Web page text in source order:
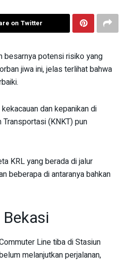
on Twitter
besarnya potensi risiko yang
jiwa ini, jelas terlihat bahwa
dan kepanikan di
(KNKT) pun
KRL yang berada di jalur
beberapa di antaranya bahkan
Line tiba di Stasiun
melanjutkan perjalanan,